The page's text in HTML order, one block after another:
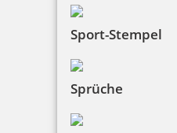
Sport-Stempel
Sprüche